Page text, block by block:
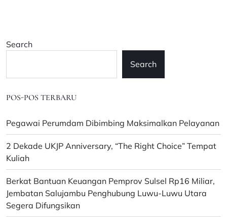
Search
Search
POS-POS TERBARU
Pegawai Perumdam Dibimbing Maksimalkan Pelayanan
2 Dekade UKJP Anniversary, “The Right Choice” Tempat
Kuliah
Berkat Bantuan Keuangan Pemprov Sulsel Rp16 Miliar,
Jembatan Salujambu Penghubung Luwu-Luwu Utara
Segera Difungsikan